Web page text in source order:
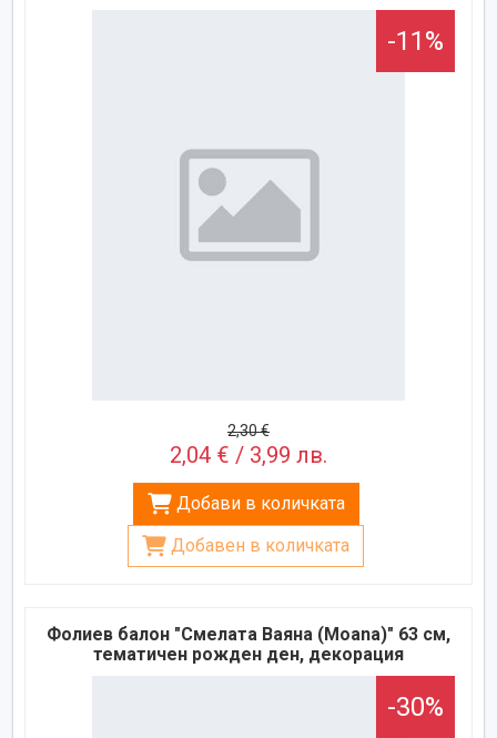
-11%
2,30 €
2,04 € / 3,99 лв.
Добави в количката
Добавен в количката
Фолиев балон "Смелата Ваяна (Moana)" 63 см,
тематичен рожден ден, декорация
-30%